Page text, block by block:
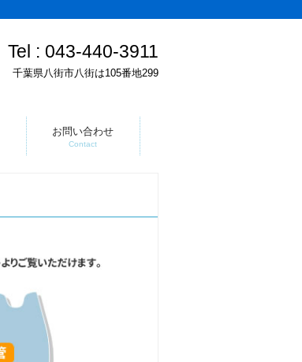
Tel : 043-440-3911
千葉県八街市八街は105番地299
お問い合わせ
Contact